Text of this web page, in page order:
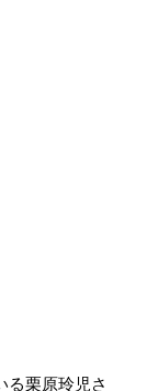
る栗原玲児さ